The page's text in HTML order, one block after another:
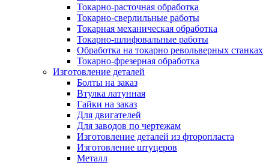
Токарно-расточная обработка
Токарно-сверлильные работы
Токарная механическая обработка
Токарно-шлифовальные работы
Обработка на токарно револьверных станках
Токарно-фрезерная обработка
Изготовление деталей
Болты на заказ
Втулка латунная
Гайки на заказ
Для двигателей
Для заводов по чертежам
Изготовление деталей из фторопласта
Изготовление штуцеров
Металл